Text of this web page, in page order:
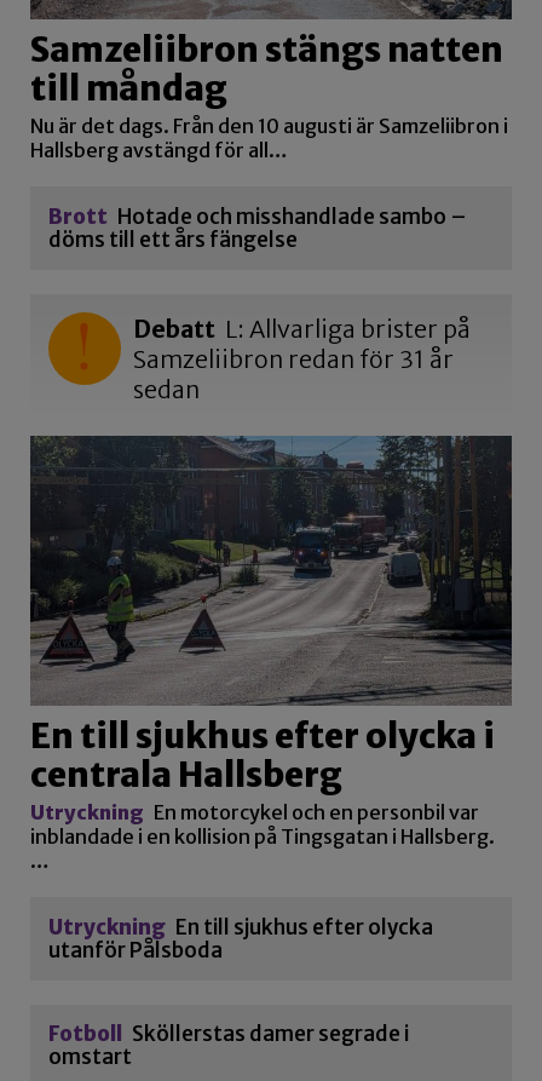
Samzeliibron stängs natten
till måndag
Nu är det dags. Från den 10 augusti är Samzeliibron i
Hallsberg avstängd för all…
Brott Hotade och misshandlade sambo –
döms till ett års fängelse
Debatt L: Allvarliga brister på
Samzeliibron redan för 31 år
sedan
En till sjukhus efter olycka i
centrala Hallsberg
Utryckning En motorcykel och en personbil var
inblandade i en kollision på Tingsgatan i Hallsberg.
…
Utryckning En till sjukhus efter olycka
utanför Pålsboda
Fotboll
Sköllerstas damer segrade i
omstart